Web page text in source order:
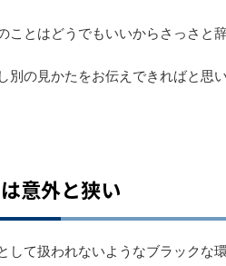
ことはどうでもいいからさっさと
別の見かたをお伝えできればと思
意外と狭い
して扱われないようなブラックな